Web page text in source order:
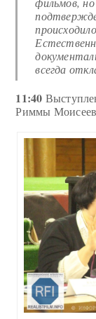
Е
всегда
11:40
Риммы